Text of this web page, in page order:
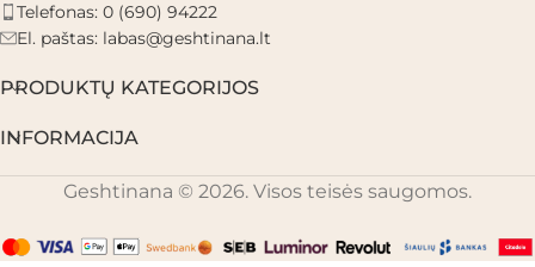
Telefonas: 0 (690) 94222
El. paštas: labas@geshtinana.lt
PRODUKTŲ KATEGORIJOS
INFORMACIJA
Geshtinana © 2026. Visos teisės saugomos.